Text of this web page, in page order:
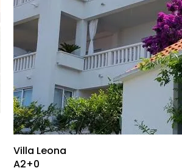
Villa Leona
A2+0